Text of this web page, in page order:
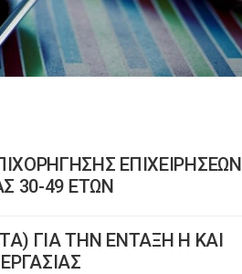
ΕΠΙΧΕΙΡΗΣΕΩΝ
30-49 ΕΤΩΝ
ΓΙΑ ΤΗΝ ΕΝΤΑΞΗ Η ΚΑΙ